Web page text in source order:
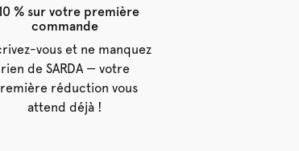
% sur votre première
commande
vous et ne manquez
rien de SARDA — votre
réduction vous
attend déjà !